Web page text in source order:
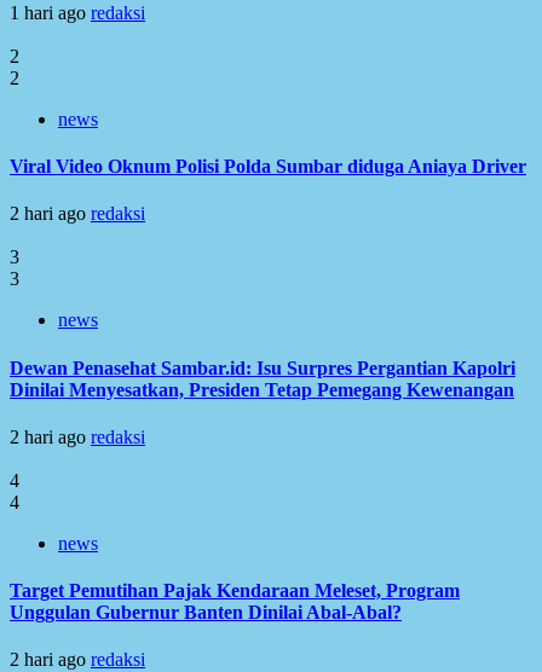
1 hari ago redaksi
2
2
news
Viral Video Oknum Polisi Polda Sumbar diduga Aniaya Driver
2 hari ago redaksi
3
3
news
Dewan Penasehat Sambar.id: Isu Surpres Pergantian Kapolri
Dinilai Menyesatkan, Presiden Tetap Pemegang Kewenangan
2 hari ago redaksi
4
4
news
Target Pemutihan Pajak Kendaraan Meleset, Program
Unggulan Gubernur Banten Dinilai Abal-Abal?
2 hari ago redaksi